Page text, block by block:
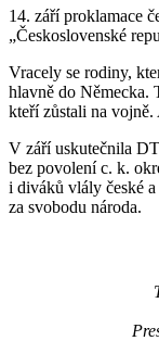
14. září proklamace
„Československé
Vracely se rodiny,
hlavně do Německa.
kteří zůstali na
V září uskutečnila
bez povolení c. k.
i diváků vlály české a
za svobodu národa.